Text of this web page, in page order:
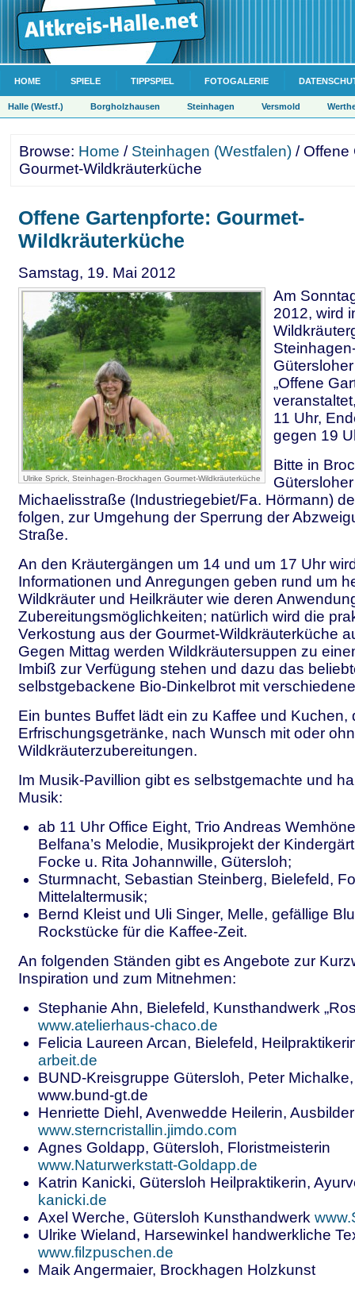
HOME SPIELE TIPPSPIEL FOTOGALERIE
Halle (Westf.) Borgholzhausen Steinhagen Versmold
Browse: Home / Steinhagen (Westfalen) / Offene
Gourmet-Wildkräuterküche
Offene Gartenpforte: Gourmet-
Wildkräuterküche
Samstag, 19. Mai 2012
Ulrike Sprick, Steinhagen-Brockhagen Gourmet-Wildkräuterküche
Am
2012, wird
„Offene
11 Uhr,
gegen 19
Bitte in
Michaelisstraße (Industriegebiet/Fa. Hörmann)
folgen, zur Umgehung der Sperrung der
Straße.
An den Kräutergängen um 14 und um 17 Uhr
Informationen und Anregungen geben rund um
Wildkräuter und Heilkräuter wie deren
Zubereitungsmöglichkeiten; natürlich wird die
Verkostung aus der Gourmet-Wildkräuterküche
Gegen Mittag werden Wildkräutersuppen zu
Imbiß zur Verfügung stehen und dazu das
selbstgebackene Bio-Dinkelbrot mit
Ein buntes Buffet lädt ein zu Kaffee und Kuchen,
Erfrischungsgetränke, nach Wunsch mit oder
Wildkräuterzubereitungen.
Im Musik-Pavillion gibt es selbstgemachte und
Musik:
ab 11 Uhr Office Eight, Trio Andreas
Belfana’s Melodie, Musikprojekt der
Focke u. Rita Johannwille, Gütersloh;
Sturmnacht, Sebastian Steinberg, Bielefeld,
Mittelaltermusik;
Bernd Kleist und Uli Singer, Melle, gefällige
Rockstücke für die Kaffee-Zeit.
An folgenden Ständen gibt es Angebote zur
Inspiration und zum Mitnehmen:
Stephanie Ahn, Bielefeld, Kunsthandwerk
www.atelierhaus-chaco.de
Felicia Laureen Arcan, Bielefeld,
arbeit.de
BUND-Kreisgruppe Gütersloh, Peter
www.bund-gt.de
Henriette Diehl, Avenwedde Heilerin,
www.sterncristallin.jimdo.com
Agnes Goldapp, Gütersloh, Floristmeisterin
www.Naturwerkstatt-Goldapp.de
Katrin Kanicki, Gütersloh Heilpraktikerin,
kanicki.de
Axel Werche, Gütersloh Kunsthandwerk
Ulrike Wieland, Harsewinkel handwerkliche
www.filzpuschen.de
Maik Angermaier, Brockhagen Holzkunst